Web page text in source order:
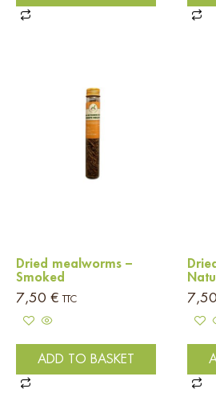
Dried mealworms –
Smoked
7,50 € TTC
ADD TO BASKET
7,50